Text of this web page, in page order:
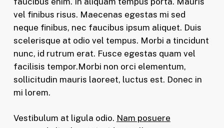
vel finibus risus. Maecenas egestas mi sed
neque finibus, nec faucibus ipsum aliquet. Duis
scelerisque at odio vel tempus. Morbi a tincidunt
nunc, id rutrum erat. Fusce egestas quam vel
facilisis tempor.Morbi non orci elementum,
sollicitudin mauris laoreet, luctus est. Donec in
mi lorem.
Vestibulum at ligula odio. Nam posuere